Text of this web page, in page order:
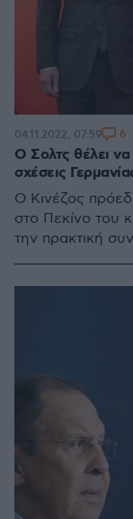
Ο Σολτς θέλει να
σχέσεις
O Κινέζος
στο Πεκίνο του
την πρακτική
04.11.2022, 07:59 6